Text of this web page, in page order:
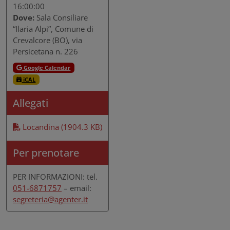
16:00:00
Dove: Sala Consiliare
“Ilaria Alpi”, Comune di
Crevalcore (BO), via
Persicetana n. 226
Google Calendar
iCAL
Allegati
Locandina (1904.3 KB)
Per prenotare
PER INFORMAZIONI: tel.
051-6871757 – email:
segreteria@agenter.it